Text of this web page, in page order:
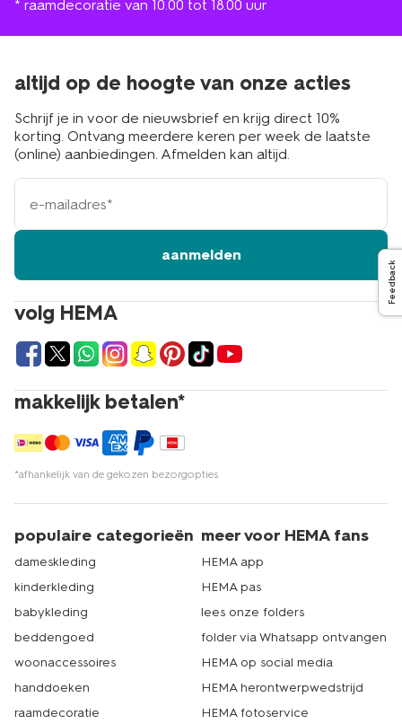
* raamdecoratie van 10.00 tot 18.00 uur
volg HEMA
makkelijk betalen*
*afhankelijk van de gekozen bezorgopties
altijd op de hoogte van onze acties
Schrijf je in voor de nieuwsbrief en krijg direct 10%
korting. Ontvang meerdere keren per week de laatste
(online) aanbiedingen. Afmelden kan altijd.
e-
mailadres
aanmelden
populaire categorieën
dameskleding
kinderkleding
babykleding
beddengoed
woonaccessoires
handdoeken
raamdecoratie
meer voor HEMA fans
HEMA app
HEMA pas
lees onze folders
folder via Whatsapp ontvangen
HEMA op social media
HEMA herontwerpwedstrijd
HEMA fotoservice
Feedback